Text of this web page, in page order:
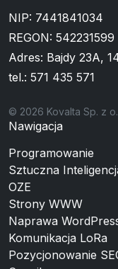
NIP: 7441841034
REGON: 542231599
Adres: Bajdy 23A,
tel.: 571 435 571
© 2026 Kovalta Sp. z
Nawigacja
Programowanie
Sztuczna
OZE
Strony WWW
Naprawa
Komunikacja LoRa
Pozycjonowanie